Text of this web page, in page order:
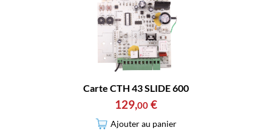
Carte CTH 43 SLIDE 600
129,00 €
Ajouter au panier